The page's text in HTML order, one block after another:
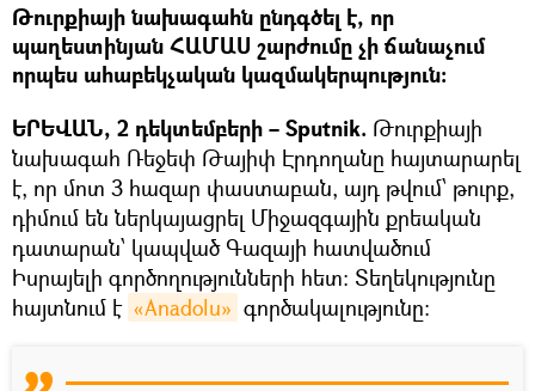
Թուրքիայի նախագահն ընդգծել է, որ
պաղեստինյան ՀԱՄԱՍ շարժումը չի ճանաչում
որպես ահաբեկչական կազմակերպություն:
ԵՐԵՎԱՆ, 2 դեկտեմբերի – Sputnik. Թուրքիայի
նախագահ Ռեջեփ Թայիփ Էրդողանը հայտարարել
է, որ մոտ 3 հազար փաստաբան, այդ թվում՝ թուրք,
դիմում են ներկայացրել Միջազգային քրեական
դատարան՝ կապված Գազայի հատվածում
Իսրայելի գործողությունների հետ: Տեղեկությունը
հայտնում է «Anadolu» գործակալությունը։